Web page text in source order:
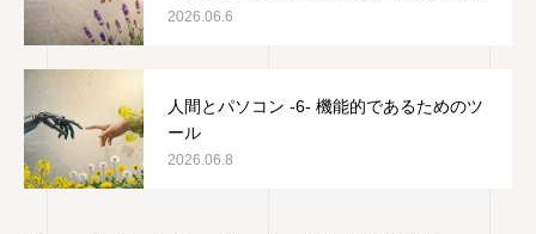
魔をしない
2026.06.6
人間とパソコン -6- 機能的であるためのツ
ール
2026.06.8